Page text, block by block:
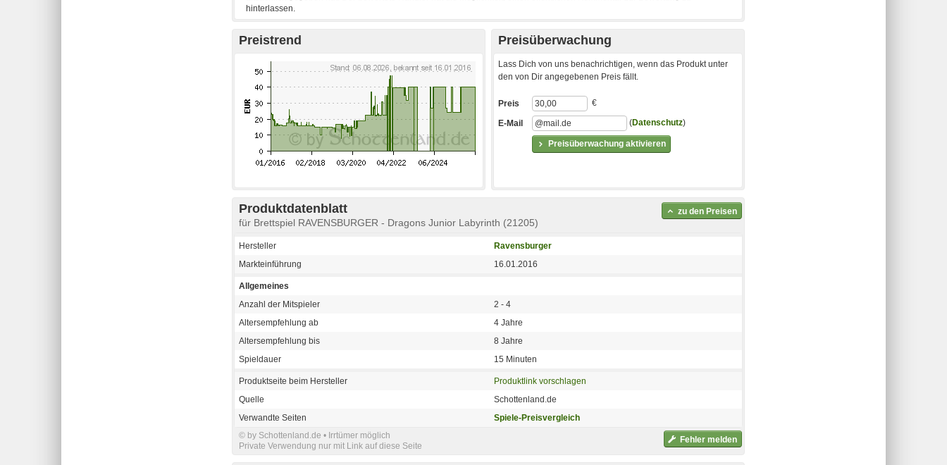
Preistrend Preisüberwachung
Lass Dich von uns benachrichtigen, wenn das Produkt unter
den von Dir angegebenen Preis fällt.
Preisüberwachung aktivieren
Preis €
E-Mail (Datenschutz)
Produktdatenblatt
für Brettspiel RAVENSBURGER - Dragons Junior Labyrinth (21205)
zu den Preisen
Hersteller
Ravensburger
Markteinführung
16.01.2016
Allgemeines
Anzahl der Mitspieler
2 - 4
Altersempfehlung ab
4 Jahre
Altersempfehlung bis
8 Jahre
Spieldauer
15 Minuten
Produktseite beim Hersteller
Produktlink vorschlagen
Quelle
Schottenland.de
Verwandte Seiten
Spiele-Preisvergleich
Fehler melden
© by Schottenland.de • Irrtümer möglich
Private Verwendung nur mit Link auf diese Seite